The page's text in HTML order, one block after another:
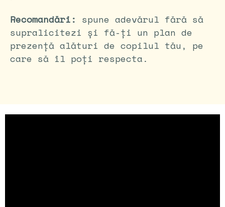
Recomandări: spune adevărul fără să
supralicitezi și fă-ți un plan de
prezență alături de copilul tău, pe
care să îl poți respecta.